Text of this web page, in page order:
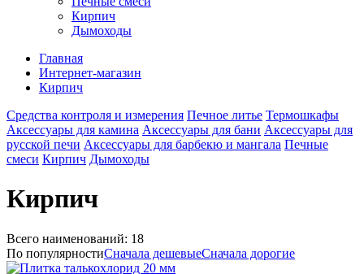
Кирпич
Дымоходы
Главная
Интернет-магазин
Кирпич
Средства контроля и измерения Печное литье Термошкафы
Аксессуары для камина Аксессуары для бани Аксессуары для
русской печи Аксессуары для барбекю и мангала Печные
смеси Кирпич Дымоходы
Кирпич
Всего наименований: 18
По популярностиСначала дешевыеСначала дорогие